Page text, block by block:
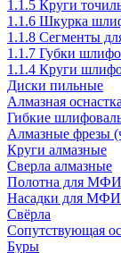
1.1.5 Круги
1.1.6 Шкурка
1.1.8 Сегменты
1.1.7 Губки
1.1.4 Круги
Диски пильные
Алмазная оснастка
Гибкие
Алмазные фрезы
Круги алмазные
Сверла алмазные
Полотна для МФИ
Насадки для МФИ
Свёрла
Сопутствующая
Буры